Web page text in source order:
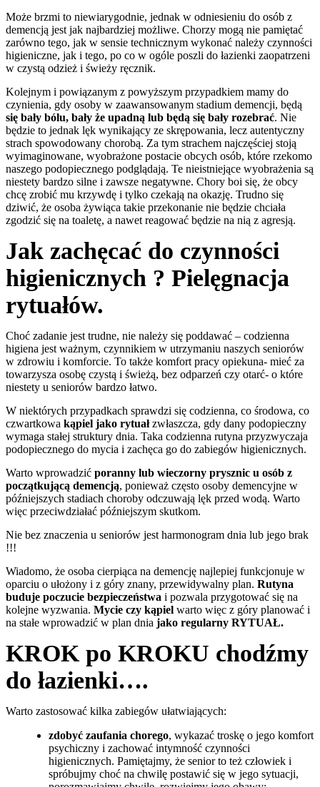
Może brzmi to niewiarygodnie, jednak w odniesieniu do osób z
demencją jest jak najbardziej możliwe. Chorzy mogą nie pamiętać
zarówno tego, jak w sensie technicznym wykonać należy czynności
higieniczne, jak i tego, po co w ogóle poszli do łazienki zaopatrzeni
w czystą odzież i świeży ręcznik.
Kolejnym i powiązanym z powyższym przypadkiem mamy do
czynienia, gdy osoby w zaawansowanym stadium demencji, będą
się bały bólu, bały że upadną lub będą się bały rozebrać. Nie
będzie to jednak lęk wynikający ze skrępowania, lecz autentyczny
strach spowodowany chorobą. Za tym strachem najczęściej stoją
wyimaginowane, wyobrażone postacie obcych osób, które rzekomo
naszego podopiecznego podglądają. Te nieistniejące wyobrażenia są
niestety bardzo silne i zawsze negatywne. Chory boi się, że obcy
chcę zrobić mu krzywdę i tylko czekają na okazję. Trudno się
dziwić, że osoba żywiąca takie przekonanie nie będzie chciała
zgodzić się na toaletę, a nawet reagować będzie na nią z agresją.
Jak zachęcać do czynności
higienicznych ? Pielęgnacja
rytuałów.
Choć zadanie jest trudne, nie należy się poddawać – codzienna
higiena jest ważnym, czynnikiem w utrzymaniu naszych seniorów
w zdrowiu i komforcie. To także komfort pracy opiekuna- mieć za
towarzysza osobę czystą i świeżą, bez odparzeń czy otarć- o które
niestety u seniorów bardzo łatwo.
W niektórych przypadkach sprawdzi się codzienna, co środowa, co
czwartkowa kąpiel jako rytuałzwłaszcza, gdy dany podopieczny
wymaga stałej struktury dnia. Taka codzienna rutyna przyzwyczaja
podopiecznego do mycia i zachęca go do zabiegów higienicznych.
Warto wprowadzić poranny lub wieczorny prysznic u osób z
początkującą demencją, ponieważ często osoby demencyjne w
późniejszych stadiach choroby odczuwają lęk przed wodą. Warto
więc przeciwdziałać późniejszym skutkom.
Nie bez znaczenia u seniorów jest harmonogram dnia lub jego brak
!!!
Wiadomo, że osoba cierpiąca na demencję najlepiej funkcjonuje w
oparciu o ułożony i z góry znany, przewidywalny plan. Rutyna
buduje poczucie bezpieczeństwa i pozwala przygotować się na
kolejne wyzwania. Mycie czy kąpiel warto więc z góry planować i
na stałe wprowadzić w plan dnia jako regularny RYTUAŁ.
KROK po KROKU chodźmy
do łazienki….
Warto zastosować kilka zabiegów ułatwiających:
zdobyć zaufania chorego, wykazać troskę o jego komfort
psychiczny i zachować intymność czynności
higienicznych. Pamiętajmy, że senior to też człowiek i
spróbujmy choć na chwilę postawić się w jego sytuacji,